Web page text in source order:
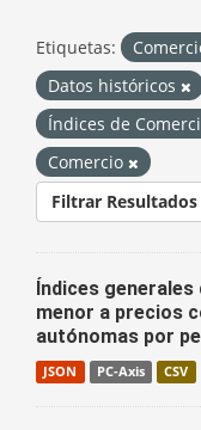
Etiquetas:
Datos históricos
Índices de
Comercio
Filtrar Resultados
Índices
menor a precios
autónomas por
JSON PC-Axis CSV